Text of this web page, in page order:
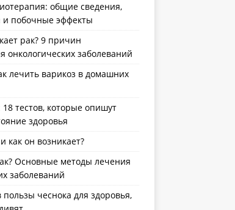
общие сведения,
и побочные эффекты
рак? 9 причин
онкологических заболеваний
лечить варикоз в домашних
тестов, которые опишут
здоровья
как он возникает?
Основные методы лечения
заболеваний
пользы чеснока для здоровья,